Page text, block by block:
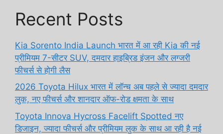
Recent Posts
Kia Sorento India Launch भारत में आ रही Kia की नई
प्रीमियम 7-सीटर SUV, दमदार हाइब्रिड इंजन और लग्जरी
फीचर्स से होगी लैस
2026 Toyota Hilux भारत में लॉन्च अब पहले से ज्यादा दमदार
लुक, नए फीचर्स और शानदार ऑफ-रोड क्षमता के साथ
Toyota Innova Hycross Facelift Spotted नए
डिजाइन, ज्यादा फीचर्स और प्रीमियम लुक के साथ आ रही है नई